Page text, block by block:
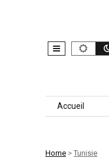
Skip to content
Accueil
Home > Tunisie